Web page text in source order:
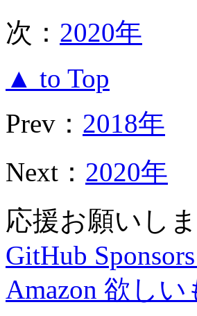
次： 2020年
▲ to Top
Prev： 2018年
Next： 2020年
応援お願いし
GitHub
Amazon 欲し